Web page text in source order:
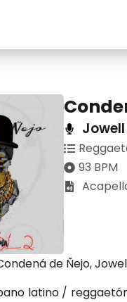
93 BPM
de Ñejo,
latino / reggaetón